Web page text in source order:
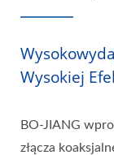
Wysokiej
BO-JIANG
złącza